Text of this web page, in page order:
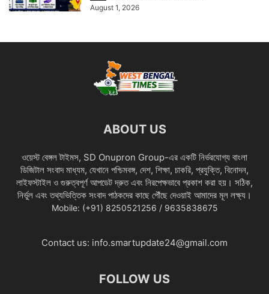
August 1, 2026
ABOUT US
ওয়েস্ট বেঙ্গল টাইমস, SD Onupron Group-এর একটি নির্ভরযোগ্য বাংলা
ডিজিটাল সংবাদ মাধ্যম, যেখানে পশ্চিমবঙ্গ, দেশ, শিক্ষা, চাকরি, প্রযুক্তি, বিনোদন,
লাইফস্টাইল ও গুরুত্বপূর্ণ আপডেট দ্রুত এবং নিরপেক্ষভাবে প্রকাশ করা হয়। সঠিক,
নির্ভুল এবং তথ্যভিত্তিক সংবাদ পাঠকদের কাছে পৌঁছে দেওয়াই আমাদের মূল লক্ষ্য।
Mobile: (+91) 8250521256 / 9635838675
Contact us: info.smartupdate24@gmail.com
FOLLOW US